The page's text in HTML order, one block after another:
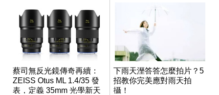
蔡司無反光鏡傳奇再續：
ZEISS Otus ML 1.4/35 發
表，定義 35mm 光學新天
下雨天溼答答怎麼拍片？5
招教你完美應對雨天拍
攝！